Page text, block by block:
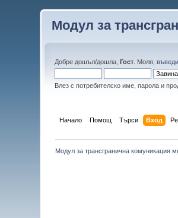
Модул за
Добре дошъл/дошла,Гост . Моля,
Влез с потребителско име, парола и
Начало Помощ Търси Вход
Модул за трансгранична комуникация